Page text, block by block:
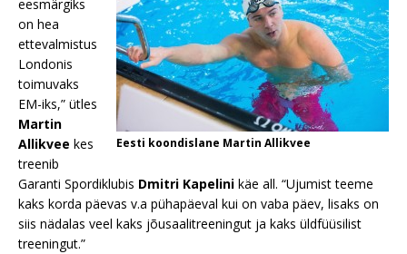
Eesti koondislane Martin Allikvee
eesmärgiks
on hea
ettevalmistus
Londonis
toimuvaks
EM-iks,” ütles
Martin
Allikvee kes
treenib
Garanti Spordiklubis Dmitri Kapelini käe all. “Ujumist teeme
kaks korda päevas v.a pühapäeval kui on vaba päev, lisaks on
siis nädalas veel kaks jõusaalitreeningut ja kaks üldfüüsilist
treeningut.”